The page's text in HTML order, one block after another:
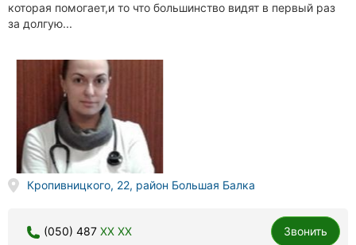
которая помогает,и то что большинство видят в первый раз
за долгую...
Кропивницкого, 22, район Большая Балка
(050) 487 XX XX Звонить